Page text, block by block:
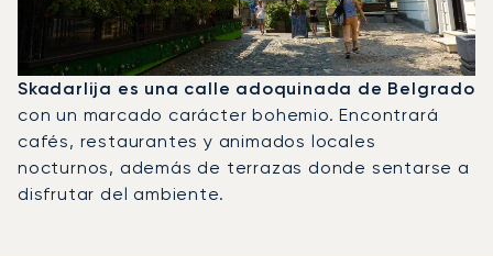
Skadarlija es una calle adoquinada de Belgrado
con un marcado carácter bohemio. Encontrará
cafés, restaurantes y animados locales
nocturnos, además de terrazas donde sentarse a
disfrutar del ambiente.